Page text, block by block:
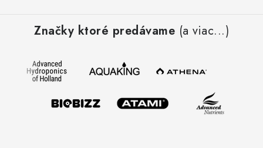
Značky ktoré predávame (a viac...)